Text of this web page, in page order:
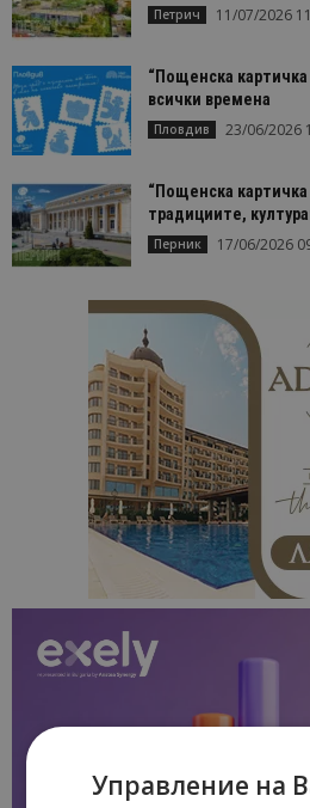
Петрич 11/07/2026
“Пощенска
всички времена
Пловдив 23/06/2026
“Пощенска
традициите,
Перник 17/06/2026
Управление на